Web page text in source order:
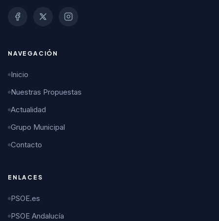
NAVEGACIÓN
Inicio
Nuestras Propuestas
Actualidad
Grupo Municipal
Contacto
ENLACES
PSOE.es
PSOE Andalucía